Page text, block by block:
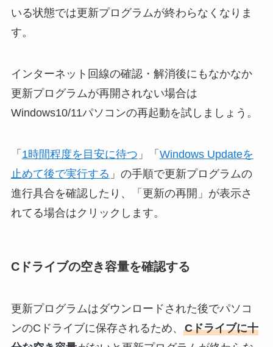
いる状態では更新プログラムが終わらなくなりま
す。
インターネット回線の確認・解消後にもなかなか
更新プログラムが再開されない場合は
Windows10/11パソコンの再起動を試しましょう。
「 1時間程度を目安に待つ 」「 Windows Updateを
止めて後で実行する 」の手順で更新プログラムの
進行具合を確認したり、「更新の再開」が表示さ
れてる場合はクリックします。
Cドライブの空き容量を確認する
更新プログラムはダウンロードされた後でパソコ
ンのCドライブに保存されるため、 Cドライブに十